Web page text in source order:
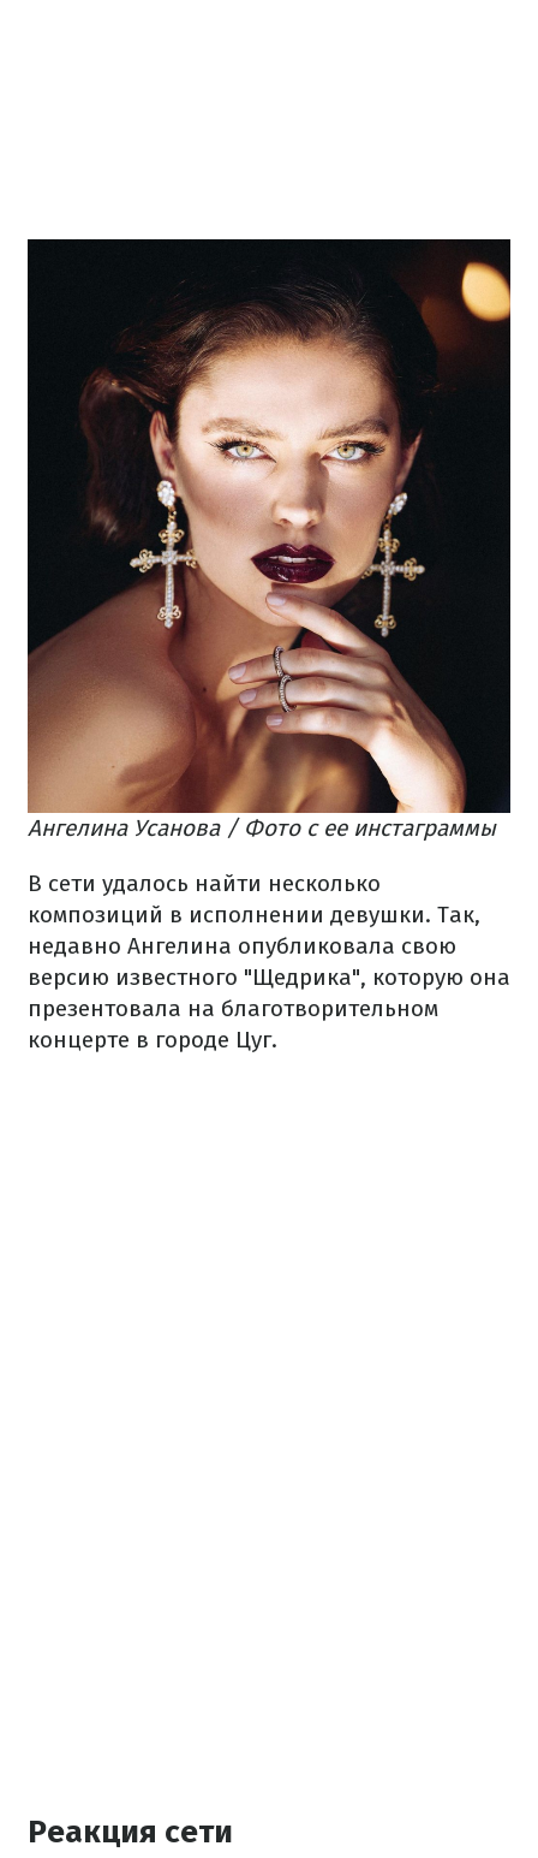
Ангелина Усанова / Фото с ее инстаграммы
В сети удалось найти несколько
композиций в исполнении девушки. Так,
недавно Ангелина опубликовала свою
версию известного "Щедрика", которую она
презентовала на благотворительном
концерте в городе Цуг.
Реакция сети